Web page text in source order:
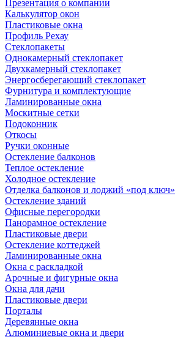
Презентация о компании
Калькулятор окон
Пластиковые окна
Профиль Рехау
Стеклопакеты
Однокамерный стеклопакет
Двухкамерный стеклопакет
Энергосберегающий стеклопакет
Фурнитура и комплектующие
Ламинированные окна
Москитные сетки
Подоконник
Откосы
Ручки оконные
Остекление балконов
Теплое остекление
Холодное остекление
Отделка балконов и лоджий «под ключ»
Остекление зданий
Офисные перегородки
Панорамное остекление
Пластиковые двери
Остекление коттеджей
Ламинированные окна
Окна с раскладкой
Арочные и фигурные окна
Окна для дачи
Пластиковые двери
Порталы
Деревянные окна
Алюминиевые окна и двери